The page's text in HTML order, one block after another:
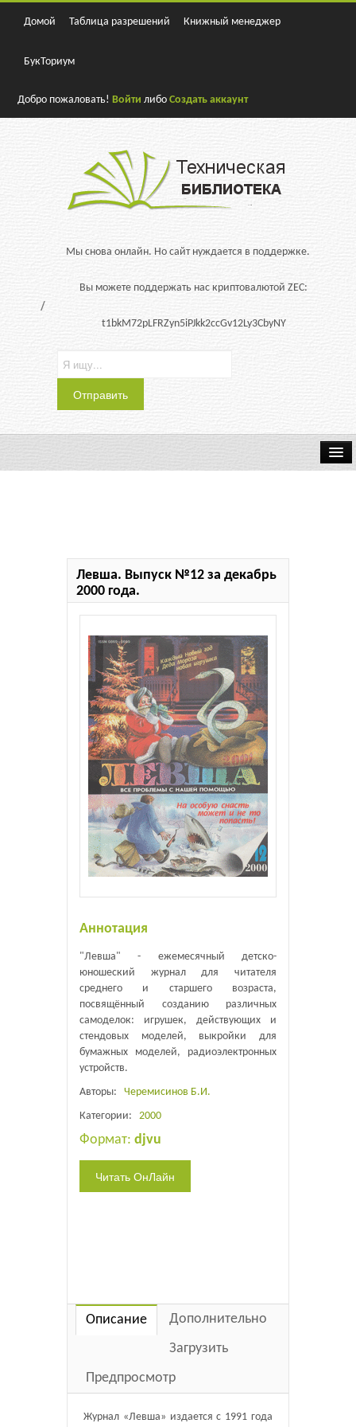
Домой Таблица разрешений Книжный менеджер
БукТориум
Добро пожаловать!Войти либоСоздать аккаунт
Мы снова онлайн. Но сайт нуждается в поддержке.
Вы можете поддержать нас криптовалютой ZEC:
t1bkM72pLFRZyn5iPJkk2ccGv12Ly3CbyNY
Левша. Выпуск №12 за декабрь
2000 года.
Аннотация
"Левша" - ежемесячный детско-
юношеский журнал для читателя
среднего и старшего возраста,
посвящённый созданию различных
самоделок: игрушек, действующих и
стендовых моделей, выкройки для
бумажных моделей, радиоэлектронных
устройств.
Авторы: Черемисинов Б.И.
Категории: 2000
Формат: djvu
Описание
Дополнительно
Загрузить
Предпросмотр
Журнал «Левша» издается с 1991 года